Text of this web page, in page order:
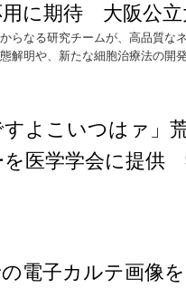
用に期待 大阪公
らなる研究チームが、高品質な
解明や、新たな細胞治療法の開
すよこいつはァ」
を医学学会に提供
の電子カルテ画像